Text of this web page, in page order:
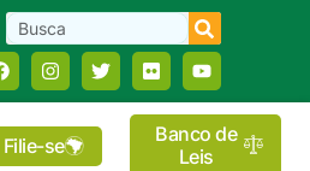
Filie-se
Banco de
Leis